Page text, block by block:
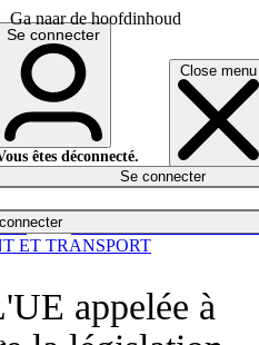
Ga naar de hoofdinhoud
Close menu
English
Deutsch
Español
Se connecter
êtes déconnecté.
Se connecter
appelée à
ET TRANSPORT